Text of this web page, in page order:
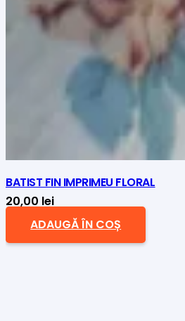
BATIST FIN IMPRIMEU FLORAL
20,00 lei
ADAUGĂ ÎN COȘ